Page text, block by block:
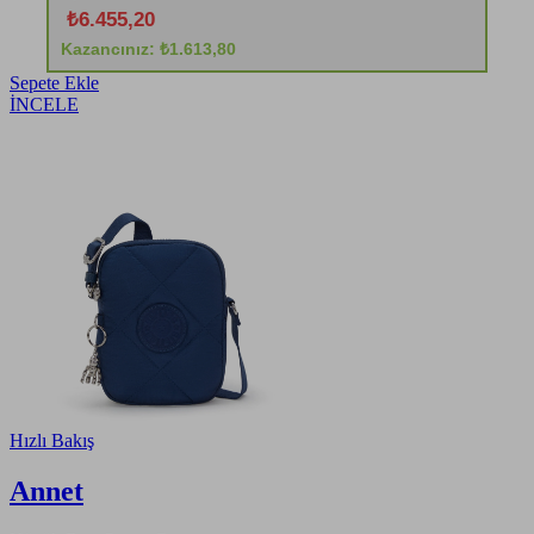
₺6.455,20
Kazancınız: ₺1.613,80
Sepete Ekle
İNCELE
Hızlı Bakış
Annet